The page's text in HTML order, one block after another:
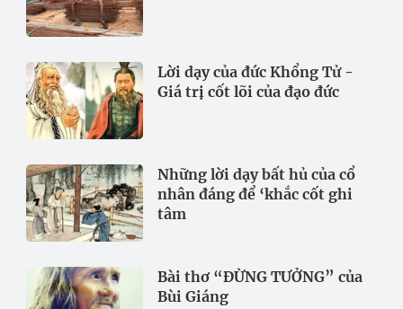
Lời dạy của đức Khổng Tử -
Giá trị cốt lõi của đạo đức
Những lời dạy bất hủ của cổ
nhân đáng để ‘khắc cốt ghi
tâm
Bài thơ “ĐỪNG TƯỞNG” của
Bùi Giáng